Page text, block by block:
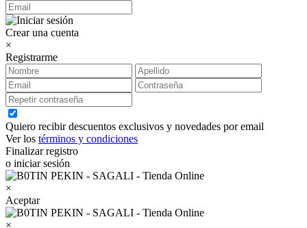
Crear una cuenta
×
Registrarme
Quiero recibir descuentos exclusivos y novedades por email
Ver los términos y condiciones
Finalizar registro
o iniciar sesión
×
Aceptar
×